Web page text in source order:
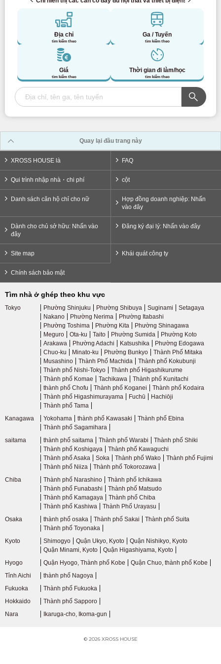
Tuyến Tokyu Meguro
Tuyến Tokyu Tamagawa
Tuyến Seibu Shinjuku (165)
Tuyến Seibu Yurakucho (23)
Tuyến Seibu Toshima (15)
Tuyến Seibu Kokubunji (4)
Tuyến Seibu Tamako
Đường sắt điện Keio
Tuyến Keio (110)
Keio Dòng Mới (20)
Tuyến Keio Inokashira (46)
Tuyến Keio Sagamihara (3)
Tuyến Keio Takao (1)
Đường sắt điện Odakyu
Tuyến Odakyu Odawara (80)
Tuyến Odakyu Tama (2)
Tuyến Keisei Oshiage (3)
Tuyến chính Keisei (47)
Tuyến Keisei Kanamachi (9)
Tuyến Keisei Chiba (11)
Địa chỉ
tìm kiếm theo
Ga / Tuyến
tìm kiếm theo
Giá
tìm kiếm theo
Thời gian đi làm/học
tìm kiếm theo
Quay lại đầu trang này
XROSS HOUSE là FAQ
Qui trình nhập nhà・chi phí cột
Danh sách căn hộ chỉ cho nữ
Hợp đồng doanh nghiệp: Nhấn
vào đây
Dành cho chủ sở hữu: Nhấn vào
đây
Đăng ký đại lý: Nhấn vào đây
Site map Khái quát công ty
Chính sách bảo mật
Tìm nhà ở ghép theo khu vực
Tokyo Phường Shinjuku Phường Shibuya Suginami
Setagaya
Nakano
Phường Nerima
Phường Itabashi
Phường Toshima
Phường Kita
Phường Shinagawa
Meguro
Ota-ku Taito Phường Sumida
Phường Koto
Arakawa
Phường Adachi Katsushika
Phường Edogawa
Chuo-ku
Minato-ku Phường Bunkyo
Thành Phố Mitaka
Musashino
Thành Phố Machida
Thành phố Kokubunji
Thành phố Nishi-Tokyo
Thành phố Higashikurume
Thành phố Komae
Tachikawa
Thành phố Kunitachi
thành phố Chofu
Thành phố Koganei
Thành phố Kodaira
Thành phố Higashimurayama
Fuchū
Hachiōji
Thành phố Tama
Kanagawa
Yokohama thành phố Kawasaki
Thành phố Ebina
Thành phố Sagamihara
saitama
thành phố saitama Thành phố Warabi
Thành phố Shiki
Thành phố Koshigaya
Thành phố Kawaguchi
Thành phố Asaka
Soka Thành phố Wako
Thành phố Fujimi
Thành phố Niiza
Thành phố Tokorozawa
Chiba
Thành phố Narashino
Thành phố Ichikawa
Thành phố Funabashi
Thành phố Matsudo
Thành phố Kamagaya
Thành phố Chiba
Thành phố Kashiwa
Thành Phố Urayasu
Osaka
thành phố osaka Thành phố Sakai
Thành phố Suita
Thành phố Toyonaka
Kyoto
Shimogyo Quận Ukyo, Kyoto
Quận Nishikyo, Kyoto
Quận Minami, Kyoto
Quận Higashiyama, Kyoto
Hyogo
Quận Hyogo, Thành phố Kobe
Quận Chuo, thành phố Kobe
Tỉnh Aichi
thành phố Nagoya
Fukuoka
Thành phố Fukuoka
Hokkaido
Thành phố Sapporo
Nara
Ikaruga-cho, Ikoma-gun
© 2026 XROSS HOUSE